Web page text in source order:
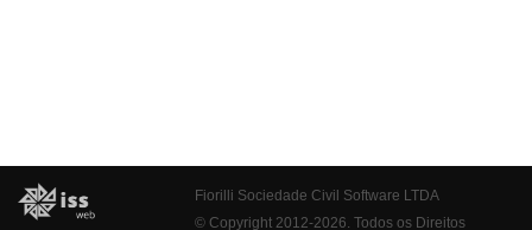
Fiorilli Sociedade Civil Software LTDA
© Copyright 2012-2026. Todos os Direitos